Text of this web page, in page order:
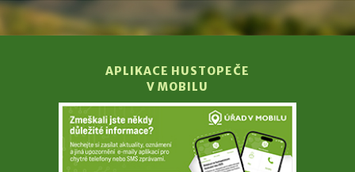
APLIKACE HUSTOPEČE
V MOBILU